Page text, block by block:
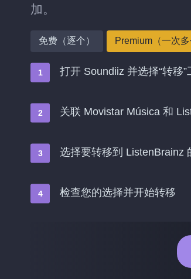
加。
免费（逐个） Premium（一次多
打开 Soundiiz 并选择“转移”
关联 Movistar Música 和
选择要转移到 ListenBrainz
检查您的选择并开始转移